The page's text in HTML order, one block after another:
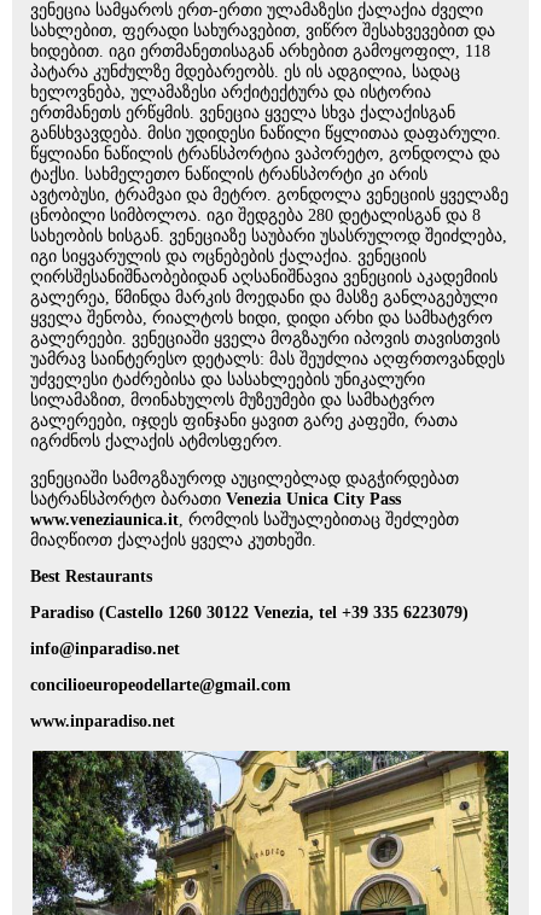
ვენეცია სამყაროს ერთ-ერთი ულამაზესი ქალაქია ძველი
სახლებით, ფერადი სახურავებით, ვიწრო შესახვევებით და
ხიდებით. იგი ერთმანეთისაგან არხებით გამოყოფილ, 118
პატარა კუნძულზე მდებარეობს. ეს ის ადგილია, სადაც
ხელოვნება, ულამაზესი არქიტექტურა და ისტორია
ერთმანეთს ერწყმის. ვენეცია ყველა სხვა ქალაქისგან
განსხვავდება. მისი უდიდესი ნაწილი წყლითაა დაფარული.
წყლიანი ნაწილის ტრანსპორტია ვაპორეტო, გონდოლა და
ტაქსი. სახმელეთო ნაწილის ტრანსპორტი კი არის
ავტობუსი, ტრამვაი და მეტრო. გონდოლა ვენეციის ყველაზე
ცნობილი სიმბოლოა. იგი შედგება 280 დეტალისგან და 8
სახეობის ხისგან. ვენეციაზე საუბარი უსასრულოდ შეიძლება,
იგი სიყვარულის და ოცნებების ქალაქია. ვენეციის
ღირსშესანიშნაობებიდან აღსანიშნავია ვენეციის აკადემიის
გალერეა, წმინდა მარკის მოედანი და მასზე განლაგებული
ყველა შენობა, რიალტოს ხიდი, დიდი არხი და სამხატვრო
გალერეები. ვენეციაში ყველა მოგზაური იპოვის თავისთვის
უამრავ საინტერესო დეტალს: მას შეუძლია აღფრთოვანდეს
უძველესი ტაძრებისა და სასახლეების უნიკალური
სილამაზით, მოინახულოს მუზეუმები და სამხატვრო
გალერეები, იჯდეს ფინჯანი ყავით გარე კაფეში, რათა
იგრძნოს ქალაქის ატმოსფერო.
ვენეციაში სამოგზაუროდ აუცილებლად დაგჭირდებათ
სატრანსპორტო ბარათი Venezia Unica City Pass
www.veneziaunica.it, რომლის საშუალებითაც შეძლებთ
მიაღწიოთ ქალაქის ყველა კუთხეში.
Best Restaurants
Paradiso (Castello 1260 30122 Venezia, tel +39 335 6223079)
info@inparadiso.net
concilioeuropeodellarte@gmail.com
www.inparadiso.net